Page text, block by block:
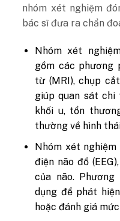
nhóm xét nghiệm
bác sĩ đưa ra chẩn
Nhóm xét
gồm các phương
từ (MRI), chụp
giúp quan sát
khối u, tổn
thường về hình
Nhóm xét nghiệm
điện não đồ
của não.
dụng để phát
hoặc đánh giá